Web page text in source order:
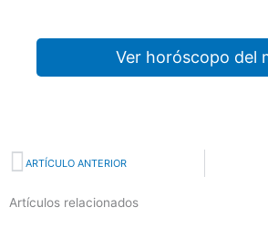
Ver horóscopo del
Prev
ARTÍCULO ANTERIOR
Artículos relacionados